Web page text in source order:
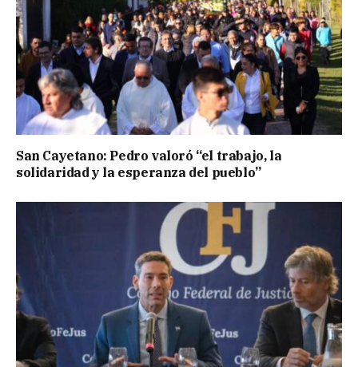
San Cayetano: Pedro valoró “el trabajo, la
solidaridad y la esperanza del pueblo”